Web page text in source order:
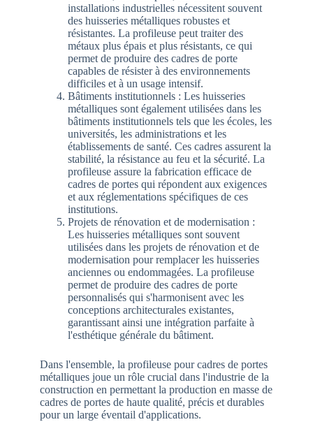
installations industrielles nécessitent souvent
des huisseries métalliques robustes et
résistantes. La profileuse peut traiter des
métaux plus épais et plus résistants, ce qui
permet de produire des cadres de porte
capables de résister à des environnements
difficiles et à un usage intensif.
Bâtiments institutionnels : Les huisseries
métalliques sont également utilisées dans les
bâtiments institutionnels tels que les écoles, les
universités, les administrations et les
établissements de santé. Ces cadres assurent la
stabilité, la résistance au feu et la sécurité. La
profileuse assure la fabrication efficace de
cadres de portes qui répondent aux exigences
et aux réglementations spécifiques de ces
institutions.
Projets de rénovation et de modernisation :
Les huisseries métalliques sont souvent
utilisées dans les projets de rénovation et de
modernisation pour remplacer les huisseries
anciennes ou endommagées. La profileuse
permet de produire des cadres de porte
personnalisés qui s'harmonisent avec les
conceptions architecturales existantes,
garantissant ainsi une intégration parfaite à
l'esthétique générale du bâtiment.
Dans l'ensemble, la profileuse pour cadres de portes
métalliques joue un rôle crucial dans l'industrie de la
construction en permettant la production en masse de
cadres de portes de haute qualité, précis et durables
pour un large éventail d'applications.